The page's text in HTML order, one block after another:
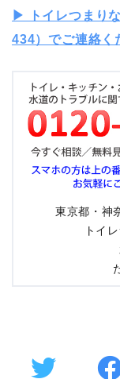
▶︎ トイレつまり
434）でご連絡く
東京都・神
トイ